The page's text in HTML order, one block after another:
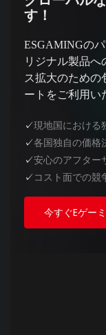
す！
ESGAMINGの
リジナル製品
ス拡大のための
ートをご利用い
✓現地国における
✓各国独自の価格
✓安心のアフター
✓ コスト面での競
今すぐEゲー